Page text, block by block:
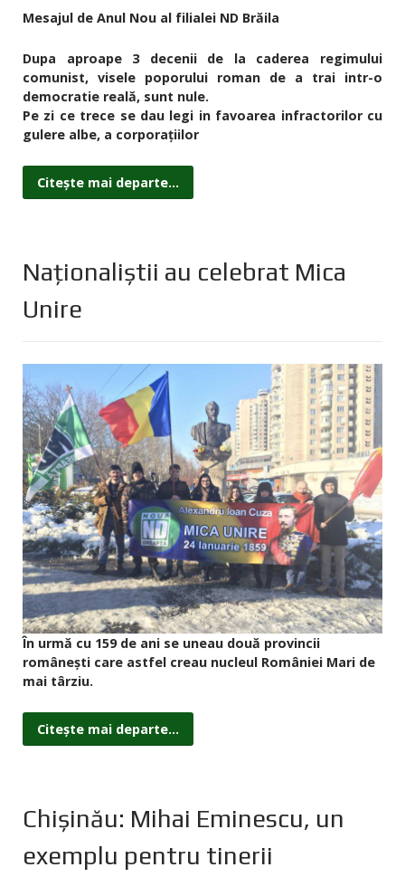
Mesajul de Anul Nou al filialei ND Brăila
Dupa aproape 3 decenii de la caderea regimului
comunist, visele poporului roman de a trai intr-o
democratie reală, sunt nule.
Pe zi ce trece se dau legi in favoarea infractorilor cu
gulere albe, a corporațiilor
Citește mai departe...
Naționaliștii au celebrat Mica
Unire
În urmă cu 159 de ani se uneau două provincii
românești care astfel creau nucleul României Mari de
mai târziu.
Citește mai departe...
Chișinău: Mihai Eminescu, un
exemplu pentru tinerii